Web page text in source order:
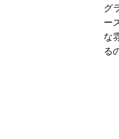
グ
ー
な
る